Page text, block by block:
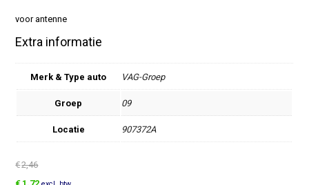
voor antenne
Extra informatie
Merk & Type auto VAG-Groep
Groep 09
Locatie 907372A
€2,46
Oorspronkelijke
Huidige